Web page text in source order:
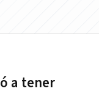
a tener